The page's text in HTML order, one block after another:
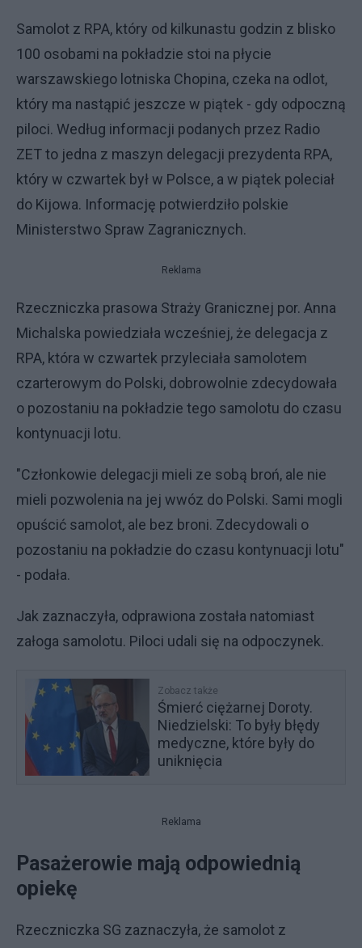
Samolot z RPA, który od kilkunastu godzin z blisko
100 osobami na pokładzie stoi na płycie
warszawskiego lotniska Chopina, czeka na odlot,
który ma nastąpić jeszcze w piątek - gdy odpoczną
piloci. Według informacji podanych przez Radio
ZET to jedna z maszyn delegacji prezydenta RPA,
który w czwartek był w Polsce, a w piątek poleciał
do Kijowa. Informację potwierdziło polskie
Ministerstwo Spraw Zagranicznych.
Reklama
Rzeczniczka prasowa Straży Granicznej por. Anna
Michalska powiedziała wcześniej, że delegacja z
RPA, która w czwartek przyleciała samolotem
czarterowym do Polski, dobrowolnie zdecydowała
o pozostaniu na pokładzie tego samolotu do czasu
kontynuacji lotu.
"Członkowie delegacji mieli ze sobą broń, ale nie
mieli pozwolenia na jej wwóz do Polski. Sami mogli
opuścić samolot, ale bez broni. Zdecydowali o
pozostaniu na pokładzie do czasu kontynuacji lotu"
- podała.
Jak zaznaczyła, odprawiona została natomiast
załoga samolotu. Piloci udali się na odpoczynek.
Zobacz także
Śmierć ciężarnej Doroty.
Niedzielski: To były błędy
medyczne, które były do
uniknięcia
Reklama
Pasażerowie mają odpowiednią
opiekę
Rzeczniczka SG zaznaczyła, że samolot z